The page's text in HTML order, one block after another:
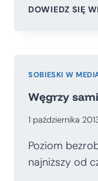
DOWIEDZ SIĘ
SOBIESKI W
Węgrzy
1 października
Poziom
najniższy od